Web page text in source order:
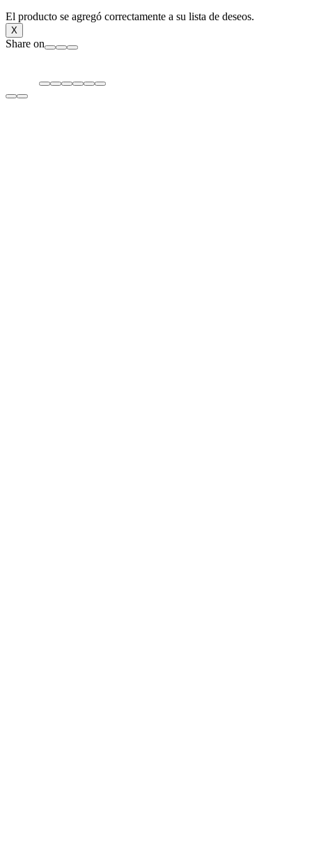
El producto se agregó correctamente a su lista de deseos.
X
Share on